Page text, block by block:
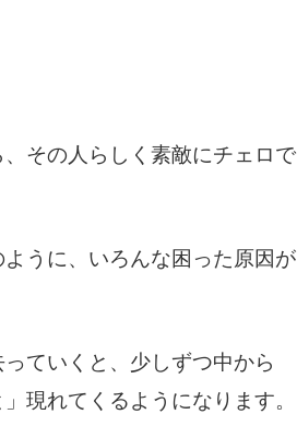
その人らしく素敵にチェロで
うに、いろんな困った原因が
ていくと、少しずつ中から
現れてくるようになります。